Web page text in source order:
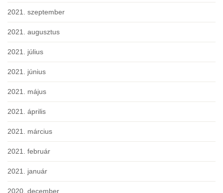
2021. szeptember
2021. augusztus
2021. július
2021. június
2021. május
2021. április
2021. március
2021. február
2021. január
2020. december